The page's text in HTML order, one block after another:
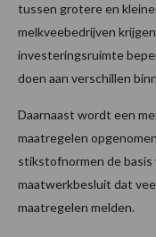
tussen grotere en
melkveebedrijven
investeringsruimte
doen aan verschillen
Daarnaast wordt een
maatregelen
stikstofnormen de
maatwerkbesluit dat
maatregelen melden.